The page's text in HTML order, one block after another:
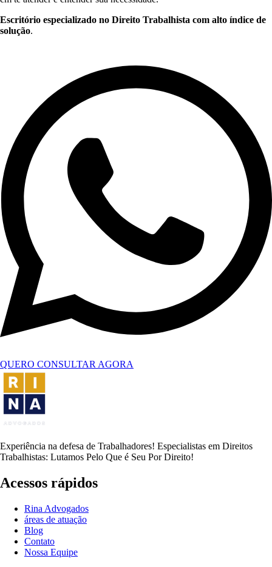
Escritório especializado no Direito Trabalhista com alto índice de
solução.
QUERO CONSULTAR AGORA
Experiência na defesa de Trabalhadores! Especialistas em Direitos
Trabalhistas: Lutamos Pelo Que é Seu Por Direito!
Acessos rápidos
Rina Advogados
áreas de atuação
Blog
Contato
Nossa Equipe